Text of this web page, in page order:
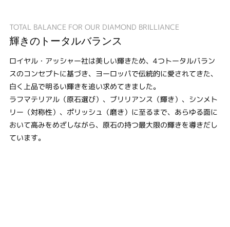
TOTAL BALANCE FOR OUR DIAMOND BRILLIANCE
輝きのトータルバランス
ロイヤル・アッシャー社は美しい輝きため、4つトータルバラン
スのコンセプトに基づき、ヨーロッパで伝統的に愛されてきた、
白く上品で明るい輝きを追い求めてきました。
ラフマテリアル（原石選び）、ブリリアンス（輝き）、シンメト
リー（対称性）、ポリッシュ（磨き）に至るまで、あらゆる面に
おいて高みをめざしながら、原石の持つ最大限の輝きを導きだし
ています。